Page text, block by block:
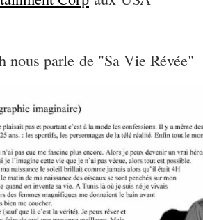
nous parle de "Sa Vie Révée"